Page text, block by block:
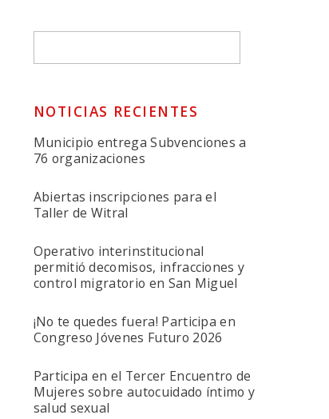
NOTICIAS RECIENTES
Municipio entrega Subvenciones a
76 organizaciones
Abiertas inscripciones para el
Taller de Witral
Operativo interinstitucional
permitió decomisos, infracciones y
control migratorio en San Miguel
¡No te quedes fuera! Participa en
Congreso Jóvenes Futuro 2026
Participa en el Tercer Encuentro de
Mujeres sobre autocuidado íntimo y
salud sexual